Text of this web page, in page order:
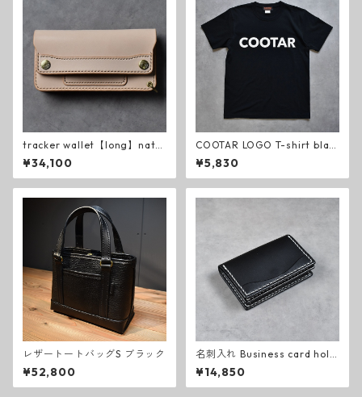
tracker wallet【long】natur
al KB
¥34,100
COOTAR LOGO T-shirt blac
k
¥5,830
レザートートバッグS ブラック
¥52,800
名刺入れ Business card hold
er (black)
¥14,850